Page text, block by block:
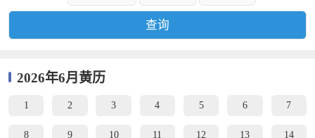
2026年6月黄历
1 2 3 4 5 6 7
8 9 10 11 12 13 14